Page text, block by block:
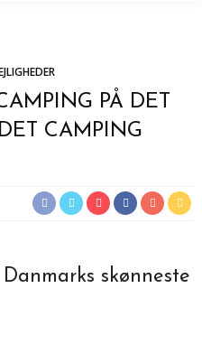
PÅ DET
CAMPING
skønneste